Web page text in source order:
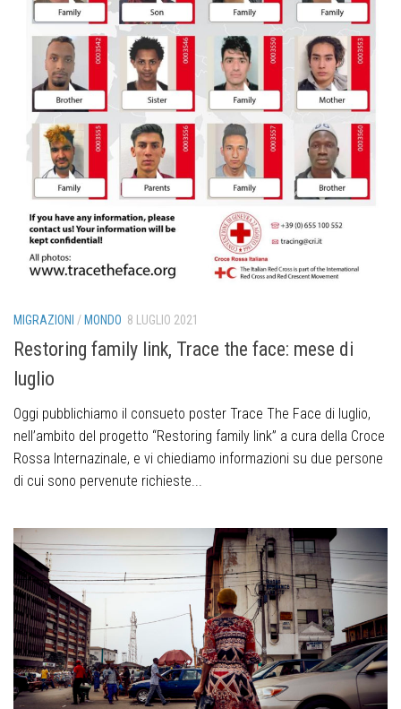
MIGRAZIONI /MONDO 8 LUGLIO 2021
Restoring family link, Trace the face: mese di
luglio
Oggi pubblichiamo il consueto poster Trace The Face di luglio,
nell’ambito del progetto “Restoring family link” a cura della Croce
Rossa Internazinale, e vi chiediamo informazioni su due persone
di cui sono pervenute richieste...